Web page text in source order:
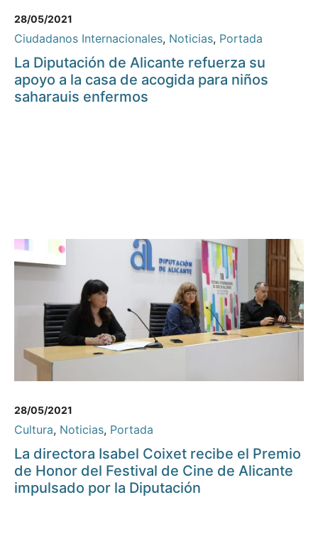
28/05/2021
Ciudadanos Internacionales, Noticias, Portada
La Diputación de Alicante refuerza su
apoyo a la casa de acogida para niños
saharauis enfermos
28/05/2021
Cultura, Noticias, Portada
La directora Isabel Coixet recibe el Premio
de Honor del Festival de Cine de Alicante
impulsado por la Diputación